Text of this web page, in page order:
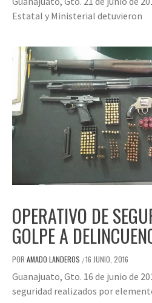
Estatal y Ministerial detuvieron
OPERATIVO DE
GOLPE A
POR AMADO LANDEROS /16 JUNIO, 2016
Guanajuato, Gto. 16 de junio de
seguridad realizados por